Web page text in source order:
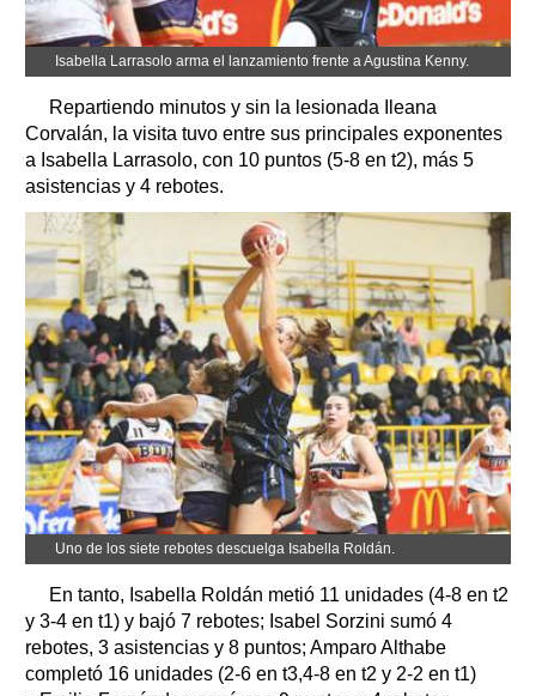
Isabella Larrasolo arma el lanzamiento frente a Agustina Kenny.
Repartiendo minutos y sin la lesionada Ileana
Corvalán, la visita tuvo entre sus principales exponentes
a Isabella Larrasolo, con 10 puntos (5-8 en t2), más 5
asistencias y 4 rebotes.
Uno de los siete rebotes descuelga Isabella Roldán.
En tanto, Isabella Roldán metió 11 unidades (4-8 en t2
y 3-4 en t1) y bajó 7 rebotes; Isabel Sorzini sumó 4
rebotes, 3 asistencias y 8 puntos; Amparo Althabe
completó 16 unidades (2-6 en t3,4-8 en t2 y 2-2 en t1)